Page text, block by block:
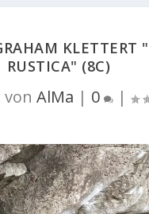
KLETTERT
RUSTICA" (8C)
AlMa | 0 |